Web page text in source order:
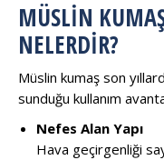
MÜSLIN
NELERDIR?
Müslin kumaş son
sunduğu kullanım
Nefes Alan Yapı
Hava geçirgenliği